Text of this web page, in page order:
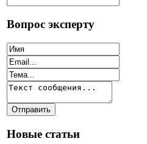
Вопрос эксперту
Новые статьи